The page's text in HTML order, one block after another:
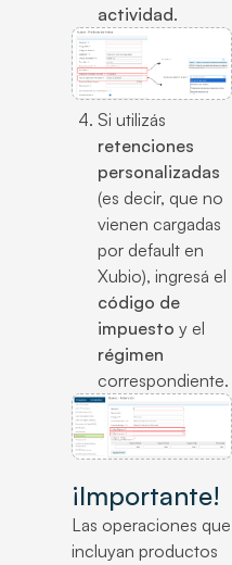
actividad.
Si utilizás
retenciones
personalizadas
(es decir, que no
vienen cargadas
por default en
Xubio), ingresá el
código de
impuesto y el
régimen
correspondiente.
¡Importante!
Las operaciones que
incluyan productos